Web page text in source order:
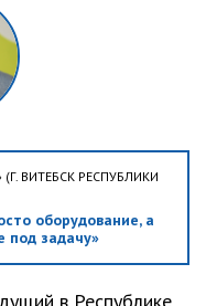
ВИТЕБСК РЕСПУБЛИКИ
оборудование, а
под задачу»